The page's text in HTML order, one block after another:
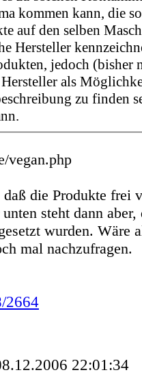
kommen kann, die
auf den selben
Hersteller
jedoch (bisher
als
zu finden
vegan.php
die Produkte frei
steht dann
wurden. Wäre
mal nachzufragen.
2664
22:01:34